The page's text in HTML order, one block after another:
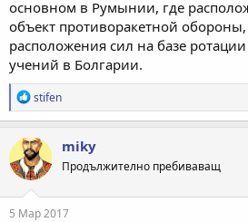
основном в Румынии, где
объект противоракетной обороны,
расположения сил на базе
учений в Болгарии.
Р
е
а
к
ц
и
и
:
stifen
miky
Продължително пребиваващ
5 Мар 2017